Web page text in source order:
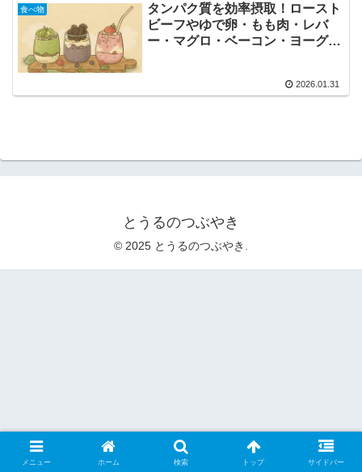
食べ物
タンパク質を効率摂取！ロースト
ビーフやゆで卵・もも肉・レバ
ー・マグロ・ベーコン・ヨーグル
2026.01.31
とうるのつぶやき
© 2025 とうるのつぶやき.
メニュー ホーム 検索 トップ サイドバー